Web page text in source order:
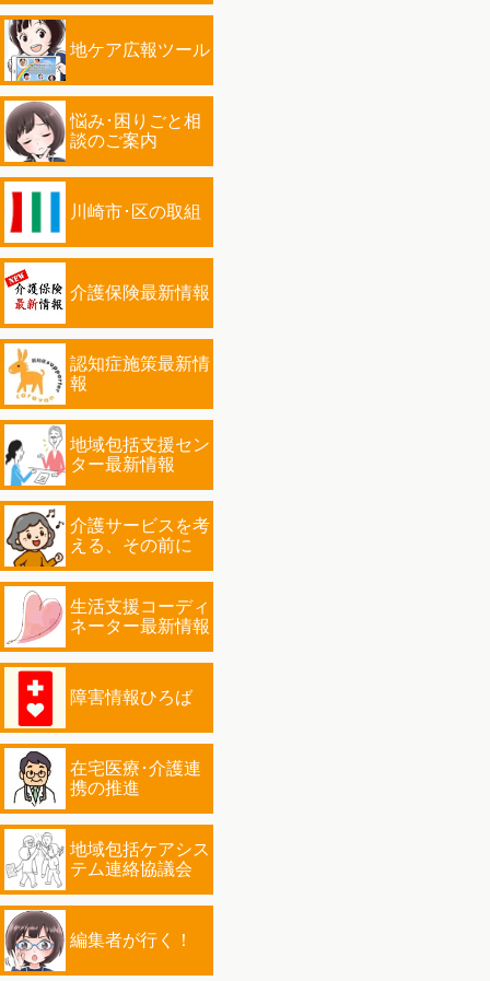
地ケア広報ツール
悩み･困りごと相
談のご案内
川崎市･区の取組
介護保険最新情報
認知症施策最新情
報
地域包括支援セン
ター最新情報
介護サービスを考
える、その前に
生活支援コーディ
ネーター最新情報
障害情報ひろば
在宅医療･介護連
携の推進
地域包括ケアシス
テム連絡協議会
編集者が行く！